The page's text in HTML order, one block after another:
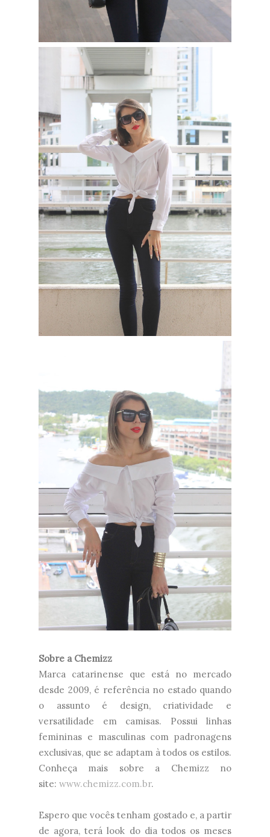
Sobre a Chemizz
Marca catarinense que está no mercado
desde 2009, é referência no estado quando
o assunto é design, criatividade e
versatilidade em camisas. Possui linhas
femininas e masculinas com padronagens
exclusivas, que se adaptam à todos os estilos.
Conheça mais sobre a Chemizz no
site: www.chemizz.com.br.
Espero que vocês tenham gostado e, a partir
de agora, terá look do dia todos os meses